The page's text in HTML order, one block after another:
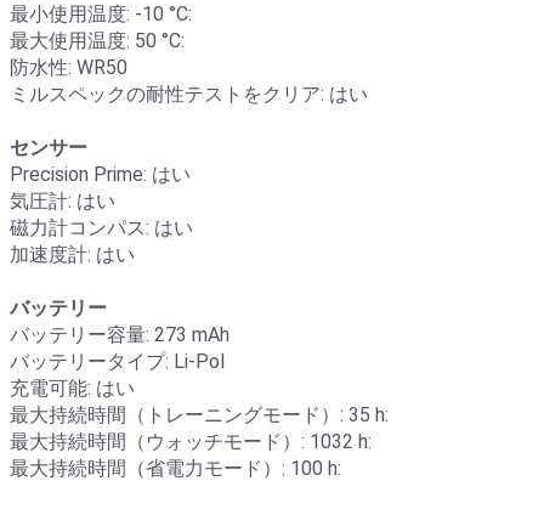
最小使用温度: -10 °C:
最大使用温度: 50 °C:
防水性: WR50
ミルスペックの耐性テストをクリア: はい
センサー
Precision Prime: はい
気圧計: はい
磁力計コンパス: はい
加速度計: はい
バッテリー
バッテリー容量: 273 mAh
バッテリータイプ: Li-Pol
充電可能: はい
最大持続時間（トレーニングモード）: 35 h:
最大持続時間（ウォッチモード）: 1032 h:
最大持続時間（省電力モード）: 100 h: